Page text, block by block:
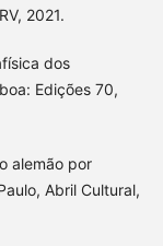
2021.
dos
Edições 70,
alemão por
Abril Cultural,